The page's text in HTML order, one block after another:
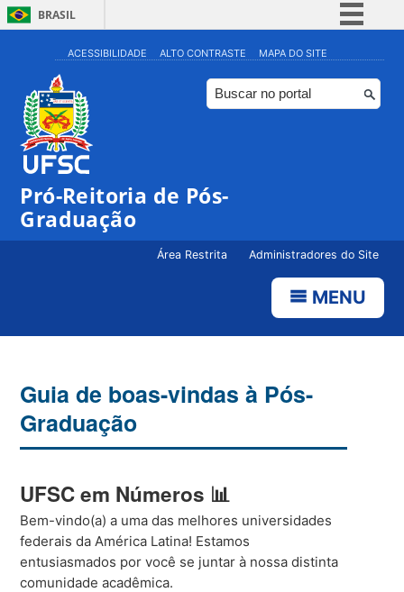
BRASIL
Simplifique!
Comunica BR
Participe
ACESSIBILIDADE ALTO CONTRASTE MAPA DO SITE
Pró-Reitoria de Pós-
Graduação
Área Restrita Administradores do Site
MENU
Guia de boas-vindas à Pós-
Graduação
UFSC em Números 📊
Bem-vindo(a) a uma das melhores universidades
federais da América Latina! Estamos
entusiasmados por você se juntar à nossa distinta
comunidade acadêmica.